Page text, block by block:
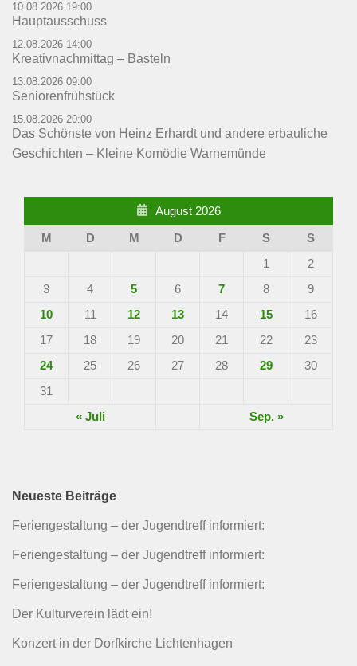
10.08.2026 19:00
Hauptausschuss
12.08.2026 14:00
Kreativnachmittag – Basteln
13.08.2026 09:00
Seniorenfrühstück
15.08.2026 20:00
Das Schönste von Heinz Erhardt und andere erbauliche
Geschichten – Kleine Komödie Warnemünde
August 2026
M D M D F S
S
1
2
3
4 5 6 7 8
9
10
11 12 13 14 15
16
17
18 19 20 21 22
23
24
25 26 27 28 29
30
31
« Juli
Sep. »
Neueste Beiträge
Feriengestaltung – der Jugendtreff informiert:
Feriengestaltung – der Jugendtreff informiert:
Feriengestaltung – der Jugendtreff informiert:
Der Kulturverein lädt ein!
Konzert in der Dorfkirche Lichtenhagen